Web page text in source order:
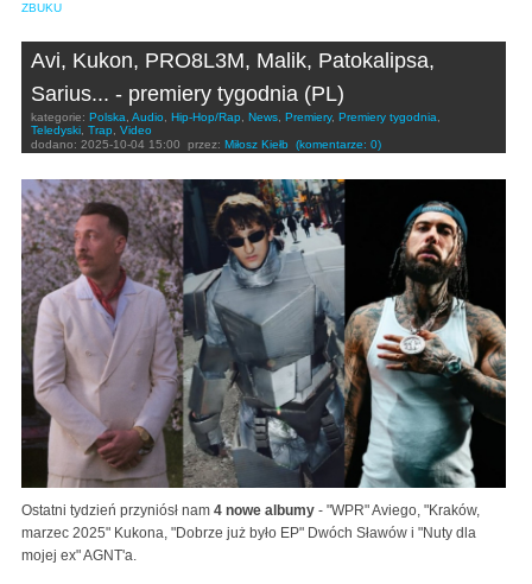
ZBUKU
Avi, Kukon, PRO8L3M, Malik, Patokalipsa,
Sarius... - premiery tygodnia (PL)
kategorie: Polska Audio Hip-Hop/Rap News Premiery, Premiery tygodnia
Teledyski Trap
Video
dodano: 2025-10-04 15:00 przez: Miłosz Kiełb (komentarze: 0)
Ostatni tydzień przyniósł nam 4 nowe albumy - "WPR" Aviego, "Kraków,
marzec 2025" Kukona, "Dobrze już było EP" Dwóch Sławów i "Nuty dla
mojej ex" AGNT'a.